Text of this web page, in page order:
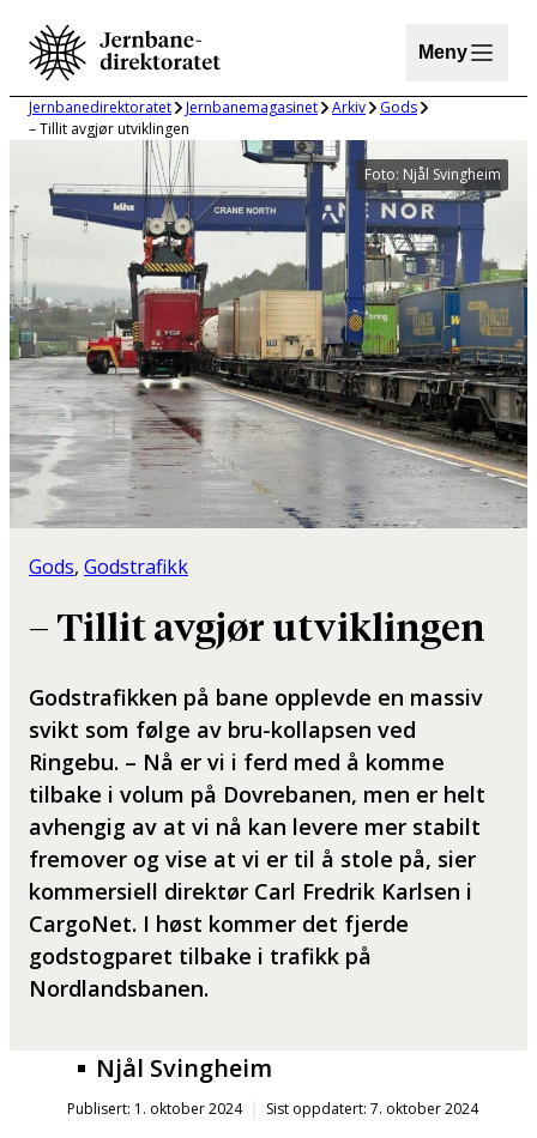
Hopp
innhold
Meny
Jernbanedirektoratet Jernbanemagasinet Arkiv
Gods
– Tillit avgjør utviklingen
Gods, Godstrafikk
– Tillit avgjør utviklingen
Godstrafikken på bane opplevde en massiv
svikt som følge av bru-kollapsen ved
Ringebu. – Nå er vi i ferd med å komme
tilbake i volum på Dovrebanen, men er helt
avhengig av at vi nå kan levere mer stabilt
fremover og vise at vi er til å stole på, sier
kommersiell direktør Carl Fredrik Karlsen i
CargoNet. I høst kommer det fjerde
godstogparet tilbake i trafikk på
Nordlandsbanen.
Foto: Njål Svingheim
Njål Svingheim
Publisert: 1. oktober 2024 Sist oppdatert: 7. oktober 2024